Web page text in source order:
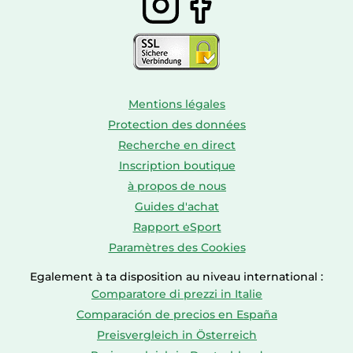
Mentions légales
Protection des données
Recherche en direct
Inscription boutique
à propos de nous
Guides d'achat
Rapport eSport
Paramètres des Cookies
Egalement à ta disposition au niveau international :
Comparatore di prezzi in Italie
Comparación de precios en España
Preisvergleich in Österreich